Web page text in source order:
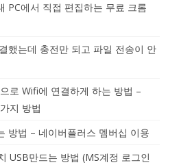
PC에서 직접 편집하는 무료 크롬
했는데 충전만 되고 파일 전송이 안
로 Wifi에 연결하게 하는 방법 –
지 방법
방법 – 네이버플러스 멤버십 이용
USB만드는 방법 (MS계정 로그인